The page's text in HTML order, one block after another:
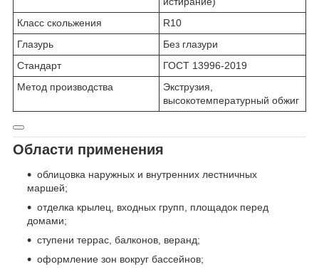
Класс скольжения
R10
Глазурь
Без глазури
Стандарт
ГОСТ 13996-2019
Метод производства
Экструзия,
высокотемпературный обжиг
Области применения
облицовка наружных и внутренних лестничных
маршей;
отделка крылец, входных групп, площадок перед
домами;
ступени террас, балконов, веранд;
оформление зон вокруг бассейнов;